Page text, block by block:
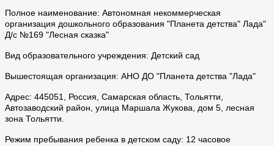
Полное наименование: Автономная некоммерческая
организация дошкольного образования "Планета детства" Лада"
Д/с №169 "Лесная сказка"
Вид образовательного учреждения: Детский сад
Вышестоящая организация: АНО ДО "Планета детства "Лада"
Адрес: 445051, Россия, Самарская область, Тольятти,
Автозаводский район, улица Маршала Жукова, дом 5, лесная
зона Тольятти.
Режим пребывания ребенка в детском саду: 12 часовое